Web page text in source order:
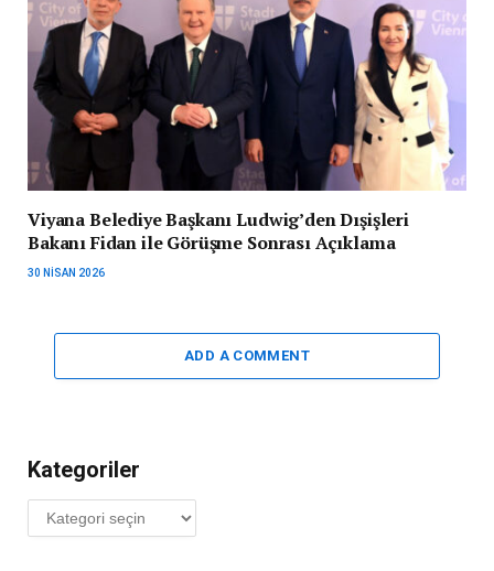
Viyana Belediye Başkanı Ludwig’den Dışişleri
Bakanı Fidan ile Görüşme Sonrası Açıklama
30 NISAN 2026
ADD A COMMENT
Kategoriler
Kategoriler